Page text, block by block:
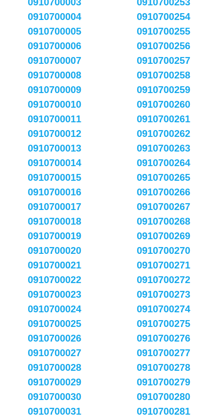
0910700004
0910700005
0910700006
0910700007
0910700008
0910700009
0910700010
0910700011
0910700012
0910700013
0910700014
0910700015
0910700016
0910700017
0910700018
0910700019
0910700020
0910700021
0910700022
0910700023
0910700024
0910700025
0910700026
0910700027
0910700028
0910700029
0910700030
0910700031
0910700254
0910700255
0910700256
0910700257
0910700258
0910700259
0910700260
0910700261
0910700262
0910700263
0910700264
0910700265
0910700266
0910700267
0910700268
0910700269
0910700270
0910700271
0910700272
0910700273
0910700274
0910700275
0910700276
0910700277
0910700278
0910700279
0910700280
0910700281